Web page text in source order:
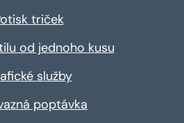
triček
od jednoho kusu
služby
poptávka